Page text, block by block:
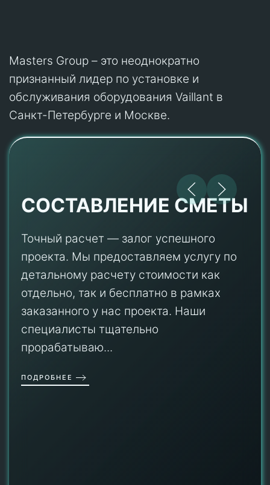
Masters Group – это неоднократно
признанный лидер по установке и
обслуживания оборудования Vaillant в
Санкт-Петербурге и Москве.
СОСТАВЛЕНИЕ СМЕТЫ
Точный расчет — залог успешного
проекта. Мы предоставляем услугу по
детальному расчету стоимости как
отдельно, так и бесплатно в рамках
заказанного у нас проекта. Наши
специалисты тщательно
прорабатываю...
ПОДРОБНЕЕ